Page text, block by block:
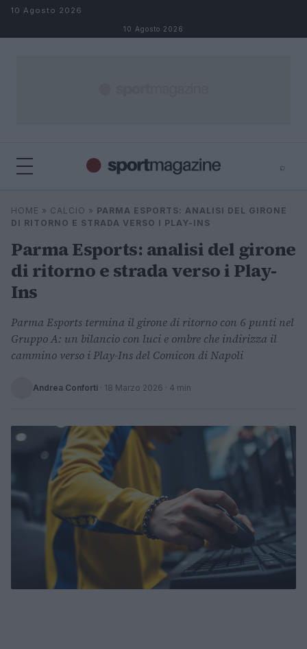
Salta al contenuto
10 Agosto 2026
10 Agosto 2026
⌕
Cerca
⌕ ×
HOME » CALCIO » PARMA ESPORTS: ANALISI DEL GIRONE
DI RITORNO E STRADA VERSO I PLAY-INS
Parma Esports: analisi del girone
di ritorno e strada verso i Play-
Ins
Parma Esports termina il girone di ritorno con 6 punti nel
Gruppo A: un bilancio con luci e ombre che indirizza il
cammino verso i Play-Ins del Comicon di Napoli
Andrea Conforti · 18 Marzo 2026 · 4 min